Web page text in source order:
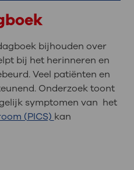
bijhouden over
bij het herinneren en
Veel patiënten en
Onderzoek toont
symptomen van het
(PICS) kan